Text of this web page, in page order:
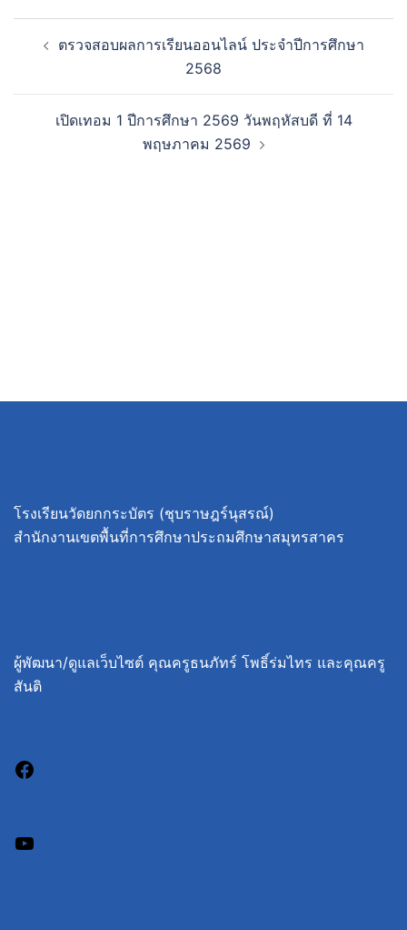
ตรวจสอบผลการเรียนออนไลน์ ประจำปีการศึกษา
2568
เปิดเทอม 1 ปีการศึกษา 2569 วันพฤหัสบดี ที่ 14
พฤษภาคม 2569
โรงเรียนวัดยกกระบัตร (ชุบราษฎร์นุสรณ์)
สำนักงานเขตพื้นที่การศึกษาประถมศึกษาสมุทรสาคร
ผู้พัฒนา/ดูแลเว็บไซต์ คุณครูธนภัทร์ โพธิ์ร่มไทร และคุณครู
สันติ